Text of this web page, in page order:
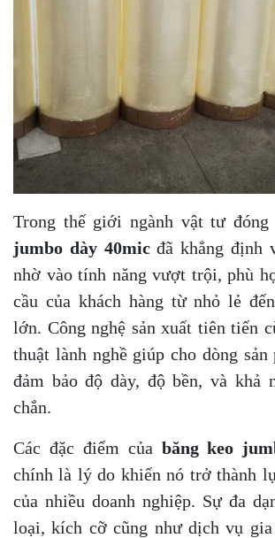
Trong thế giới ngành vật tư
jumbo dày 40micđã khẳng định
nhờ vào tính năng vượt trội, phù
cầu của khách hàng từ nhỏ lẻ
lớn. Công nghệ sản xuất tiên tiến
thuật lành nghề giúp cho dòng sản
đảm bảo độ dày, độ bền, và khả
chắn.
Các đặc điểm của băng keo
chính là lý do khiến nó trở thành
của nhiều doanh nghiệp. Sự đa
loại, kích cỡ cũng như dịch vụ gia